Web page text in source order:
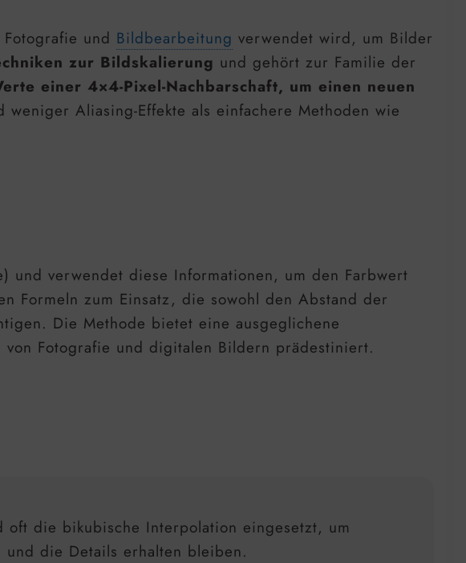
und Bildbearbeitung verwendet wird, um Bilder
zur Bildskalierung und gehört zur Familie der
einer 4×4-Pixel-Nachbarschaft, um einen neuen
Aliasing-Effekte als einfachere Methoden wie
verwendet diese Informationen, um den Farbwert
Formeln zum Einsatz, die sowohl den Abstand der
Die Methode bietet eine ausgeglichene
Fotografie und digitalen Bildern prädestiniert.
die bikubische Interpolation eingesetzt, um
die Details erhalten bleiben.